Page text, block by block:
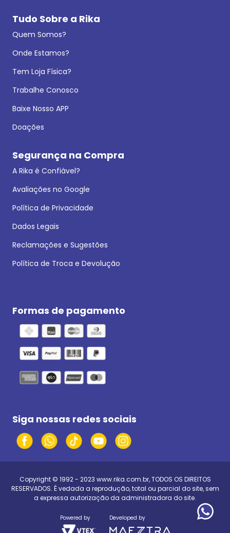
Tudo Sobre a Rika
Quem Somos?
Onde Estamos?
Tem Loja Física?
Trabalhe Conosco
Baixe Nosso APP
Doações
Segurança na Compra
A Rika é Confiável?
Avaliações no Google
Política de Privacidade
Dados Legais
Reclamações e Sugestões
Política de Troca e Devolução
Formas de pagamento
Siga nossas redes sociais
Copyright © 1992 - 2023 www.rika.com.br, TODOS OS DIREITOS
RESERVADOS. É vedada a reprodução, total ou parcial do site, sem
a expressa autorização da administradora do site.
Powered by Developed by